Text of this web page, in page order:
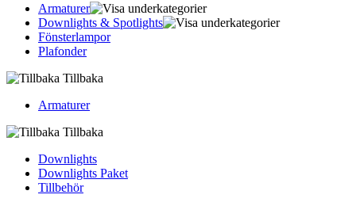
Armaturer
Downlights & Spotlights
Fönsterlampor
Plafonder
Tillbaka
Armaturer
Tillbaka
Downlights
Downlights Paket
Tillbehör